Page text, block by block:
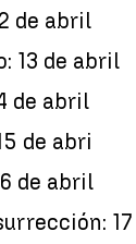
de abril
13 de abril
de abril
de abri
de abril